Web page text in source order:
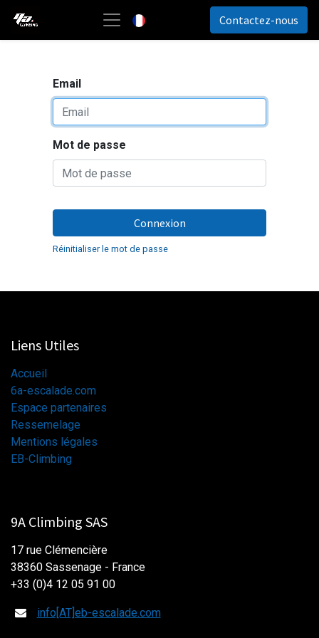
Contactez-nous
Email
Mot de passe
Connexion
Réinitialiser le mot de passe
Liens Utiles
Accueil
6a-escalade.com
Espace partenaires
Ressemelage
Mentions légales
EB-Climbing
9A Climbing SAS
17 rue Clémencière
38360 Sassenage - France
+33 (0)4 12 05 91 00
info[AT]eb-escalade.com